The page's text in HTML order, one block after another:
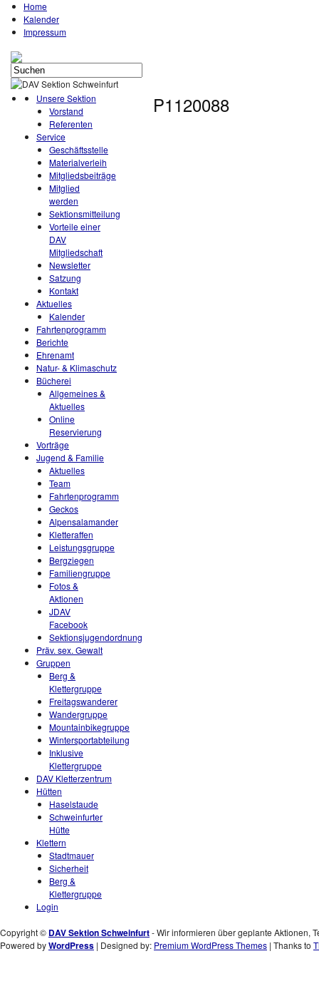
Home
Kalender
Impressum
Unsere Sektion
Vorstand
Referenten
Service
Geschäftsstelle
Materialverleih
Mitgliedsbeiträge
Mitglied
werden
Sektionsmitteilung
Vorteile einer
DAV
Mitgliedschaft
Newsletter
Satzung
Kontakt
Aktuelles
Kalender
Fahrtenprogramm
Berichte
Ehrenamt
Natur- & Klimaschutz
Bücherei
Allgemeines &
Aktuelles
Online
Reservierung
Vorträge
Jugend & Familie
Aktuelles
Team
Fahrtenprogramm
Geckos
Alpensalamander
Kletteraffen
Leistungsgruppe
Bergziegen
Familiengruppe
Fotos &
Aktionen
JDAV
Facebook
Sektionsjugendordnung
Präv. sex. Gewalt
Gruppen
Berg &
Klettergruppe
Freitagswanderer
Wandergruppe
Mountainbikegruppe
Wintersportabteilung
Inklusive
Klettergruppe
DAV Kletterzentrum
Hütten
Haselstaude
Schweinfurter
Hütte
Klettern
Stadtmauer
Sicherheit
Berg &
Klettergruppe
Login
P1120088
Copyright © DAV Sektion Schweinfurt- Wir informieren über geplante Aktionen,
Powered byWordPress | Designed by: Premium WordPress Themes | Thanks to